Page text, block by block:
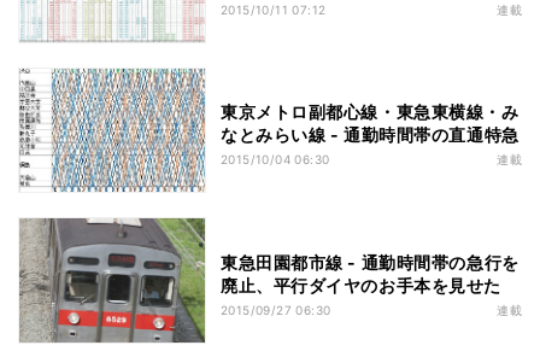
2015/10/11 07:12 連載
東京メトロ副都心線・東急東横線・み
なとみらい線 - 通勤時間帯の直通特急
2015/10/04 06:30 連載
東急田園都市線 - 通勤時間帯の急行を
廃止、平行ダイヤのお手本を見せた
2015/09/27 06:30 連載